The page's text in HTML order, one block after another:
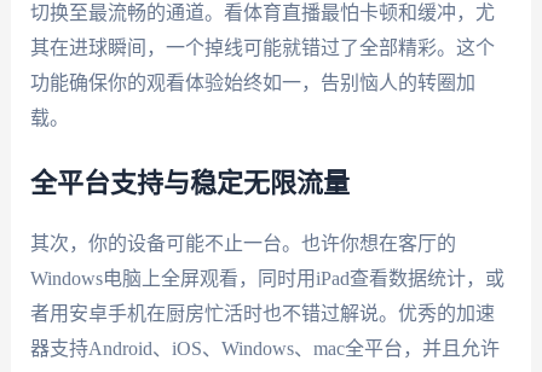
切换至最流畅的通道。看体育直播最怕卡顿和缓冲，尤
其在进球瞬间，一个掉线可能就错过了全部精彩。这个
功能确保你的观看体验始终如一，告别恼人的转圈加
载。
全平台支持与稳定无限流量
其次，你的设备可能不止一台。也许你想在客厅的
Windows电脑上全屏观看，同时用iPad查看数据统计，或
者用安卓手机在厨房忙活时也不错过解说。优秀的加速
器支持Android、iOS、Windows、mac全平台，并且允许